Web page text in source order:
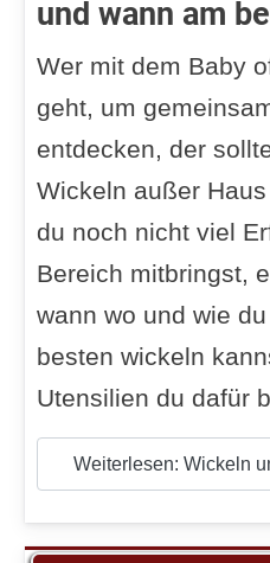
und wann am
Wer mit dem Baby
geht, um
entdecken, der
Wickeln außer
du noch nicht viel
Bereich mitbringst,
wann wo und wie
besten wickeln
Utensilien du dafür
Weiterlesen: Wickeln